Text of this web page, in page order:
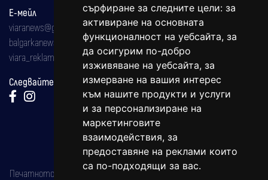
сърфиране за следните цели: за
активиране на основната
функционалност на уебсайта, за
да осигурим по-добро
изживяване на уебсайта, за
измерване на вашия интерес
към нашите продукти и услуги
и за персонализиране на
маркетинговите
взаимодействия, за
предоставяне на реклами които
са по-подходящи за вас.
Е-мейл
viaranews@gmail.com
balgarkanews@gmail.com
viara_reklama@mail.bg
Следвайте ни:
Печатното издание на вестника е регистрирано в националния